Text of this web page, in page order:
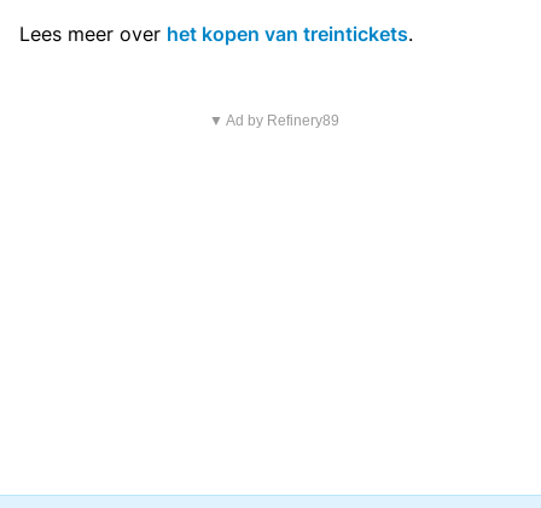
Lees meer over het kopen van treintickets.
▼ Ad by Refinery89